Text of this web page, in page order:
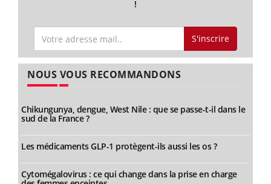
!
S'inscrire
NOUS VOUS RECOMMANDONS
Chikungunya, dengue, West Nile : que se passe-t-il dans le
sud de la France ?
Les médicaments GLP-1 protègent-ils aussi les os ?
Cytomégalovirus : ce qui change dans la prise en charge